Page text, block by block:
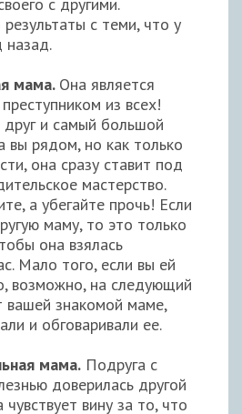
с другими.
результаты с теми, что у
назад.
мама. Она является
из всех!
и самый большой
вы рядом, но как только
она сразу ставит под
мастерство.
а убегайте прочь! Если
маму, то это только
она взялась
Мало того, если вы ей
возможно, на следующий
вашей знакомой маме,
и обговаривали ее.
мама. Подруга с
доверилась другой
вину за то, что